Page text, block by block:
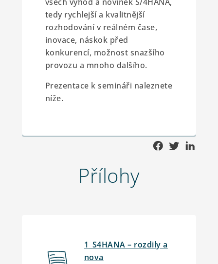
tedy rychlejší a kvalitnější
rozhodování v reálném čase,
inovace, náskok před
konkurencí, možnost snazšího
provozu a mnoho dalšího.
Prezentace k semináři naleznete
níže.
Přílohy
1_S4HANA – rozdily a
nova